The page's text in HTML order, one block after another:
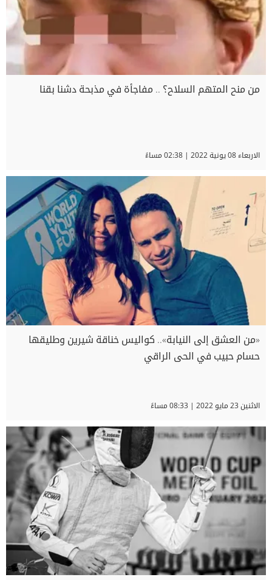
من منح المتهم السلاح؟ .. مفاجأة في مذبحة دشنا بقنا
الاربعاء 08 يونية 2022 | 02:38 مساءً
«من العشق إلى النيابة».. كواليس خناقة شيرين وطليقها
حسام حبيب في الحى الراقي
الاثنين 23 مايو 2022 | 08:33 مساءً